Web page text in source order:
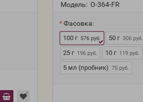
Модель: O-364-FR
Фасовка:
100 г 576 руб. 50 г 306 руб.
25 г 196 руб. 10 г 119 руб.
5 мл (пробник) 75 руб.